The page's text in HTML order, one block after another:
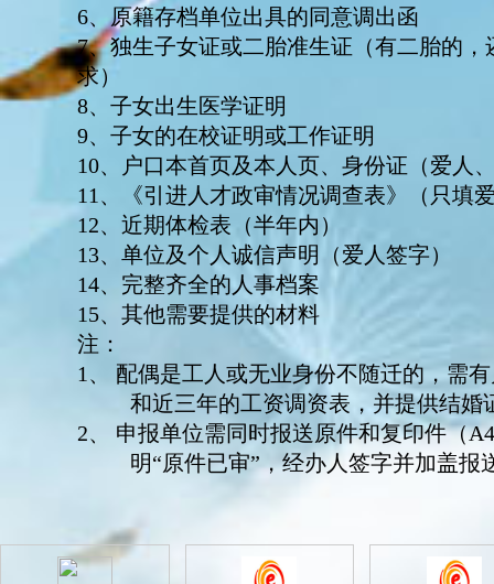
6、原籍存档单位出具的同意调出函
7、独生子女证或二胎准生证（有二胎的
求）
8、子女出生医学证明
9、子女的在校证明或工作证明
10、户口本首页及本人页、身份证（爱人
11、《引进人才政审情况调查表》（只填
12、近期体检表（半年内）
13、单位及个人诚信声明（爱人签字）
14、完整齐全的人事档案
15、其他需要提供的材料
注：
1、
配偶是工人或无业身份不随迁的，需
和近三年的工资调资表，并提供结婚
2、
申报单位需同时报送原件和复印件（
明“原件已审”，经办人签字并加盖报